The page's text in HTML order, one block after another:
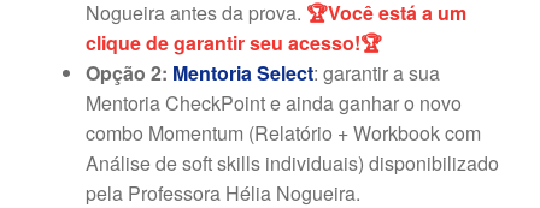
Nogueira antes da prova. 🏆Você está a um
clique de garantir seu acesso!🏆
Opção 2: Mentoria Select: garantir a sua
Mentoria CheckPoint e ainda ganhar o novo
combo Momentum (Relatório + Workbook com
Análise de soft skills individuais) disponibilizado
pela Professora Hélia Nogueira.